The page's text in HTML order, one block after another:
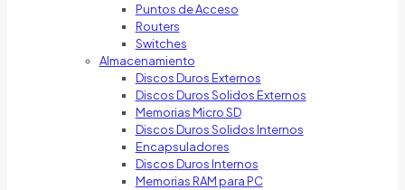
Puntos de Acceso
Routers
Switches
Almacenamiento
Discos Duros Externos
Discos Duros Solidos Externos
Memorias Micro SD
Discos Duros Solidos Internos
Encapsuladores
Discos Duros Internos
Memorias RAM para PC